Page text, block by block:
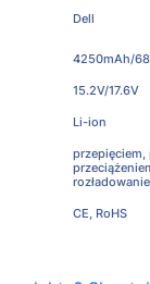
Dell
4250mAh/
15.2V/17.6V
Li-ion
przepięciem,
CE, RoHS